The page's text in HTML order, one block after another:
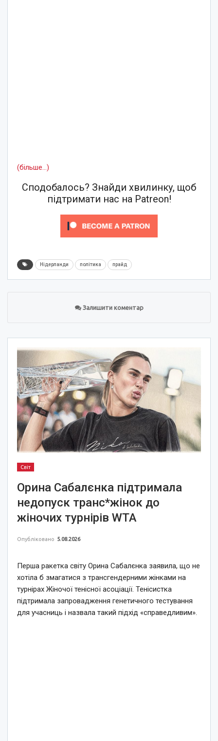
(більше…)
Сподобалось? Знайди хвилинку, щоб
підтримати нас на Patreon!
Нідерланди політика прайд
Залишити коментар
Світ
Орина Сабалєнка підтримала
недопуск транс*жінок до
жіночих турнірів WTA
Опубліковано 5.08.2026
Перша ракетка світу Орина Сабалєнка заявила, що не
хотіла б змагатися з трансгендерними жінками на
турнірах Жіночої тенісної асоціації. Тенісистка
підтримала запровадження генетичного тестування
для учасниць і назвала такий підхід «справедливим».